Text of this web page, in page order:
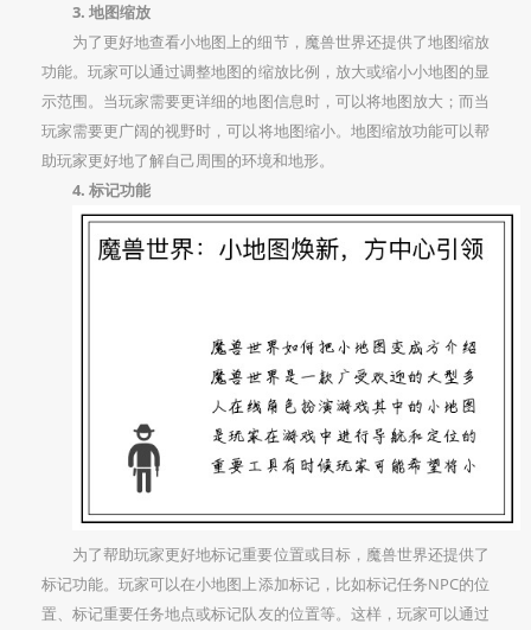
3. 地图缩放
为了更好地查看小地图上的细节，魔兽世界还提供了地图缩放
功能。玩家可以通过调整地图的缩放比例，放大或缩小小地图的显
示范围。当玩家需要更详细的地图信息时，可以将地图放大；而当
玩家需要更广阔的视野时，可以将地图缩小。地图缩放功能可以帮
助玩家更好地了解自己周围的环境和地形。
4. 标记功能
为了帮助玩家更好地标记重要位置或目标，魔兽世界还提供了
标记功能。玩家可以在小地图上添加标记，比如标记任务NPC的位
置、标记重要任务地点或标记队友的位置等。这样，玩家可以通过